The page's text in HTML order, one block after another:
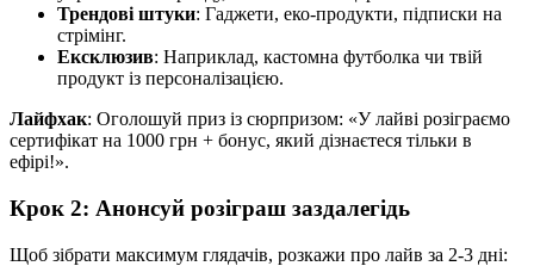
Трендові штуки: Гаджети, еко-продукти, підписки на
стрімінг.
Ексклюзив: Наприклад, кастомна футболка чи твій
продукт із персоналізацією.
Лайфхак: Оголошуй приз із сюрпризом: «У лайві розіграємо
сертифікат на 1000 грн + бонус, який дізнаєтеся тільки в
ефірі!».
Крок 2: Анонсуй розіграш заздалегідь
Щоб зібрати максимум глядачів, розкажи про лайв за 2-3 дні: